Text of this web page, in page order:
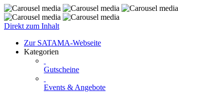
Direkt zum Inhalt
Zur SATAMA-Webseite
Kategorien
Gutscheine
Events & Angebote